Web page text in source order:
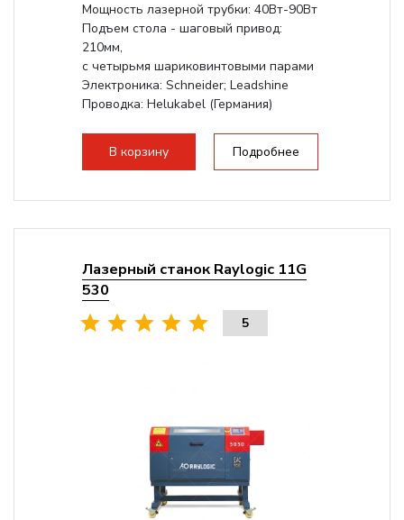
Мощность лазерной трубки: 40Вт-90Вт
Подъем стола - шаговый привод:
210мм,
с четырьмя шариковинтовыми парами
Электроника: Schneider; Leadshine
Проводка: Helukabel (Германия)
В корзину
Подробнее
Лазерный станок Raylogic 11G
530
5